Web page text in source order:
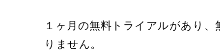
１ヶ月の無料トライアルがあり
りません。